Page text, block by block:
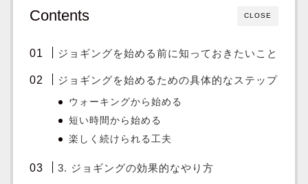
CLOSE
Contents
ジョギングを始める前に知っておきたいこと
ジョギングを始めるための具体的なステップ
ウォーキングから始める
短い時間から始める
楽しく続けられる工夫
3. ジョギングの効果的なやり方